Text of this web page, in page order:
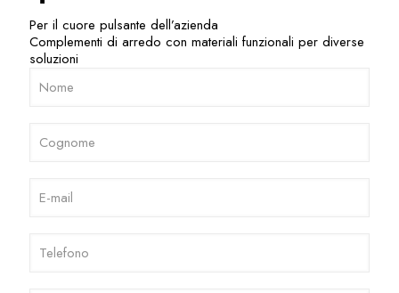
Per il cuore pulsante dell’azienda
Complementi di arredo con materiali funzionali per diverse
soluzioni